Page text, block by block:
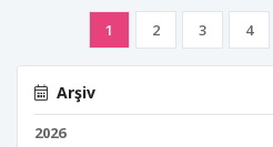
Arşiv
2026
1 2 3 4